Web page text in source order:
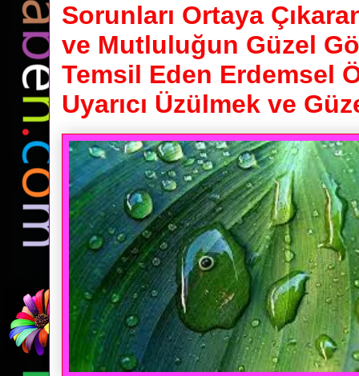
Sorunları Ortaya
ve Mutluluğun Güzel
Temsil Eden Erdemsel
Uyarıcı Üzülmek ve